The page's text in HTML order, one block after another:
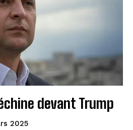
devant Trump
2025